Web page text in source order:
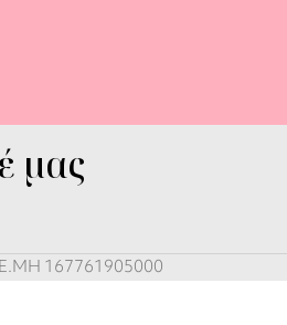
μας
167761905000